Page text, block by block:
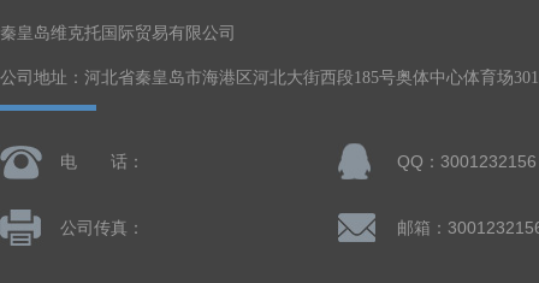
秦皇岛维克托国际贸易有限公司
公司地址：河北省秦皇岛市海港区河北大街西段185号奥体中心体育场
电 话： QQ：3001232156
公司传真： 邮箱：